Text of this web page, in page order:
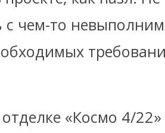
с чем-то
«Космо 4/